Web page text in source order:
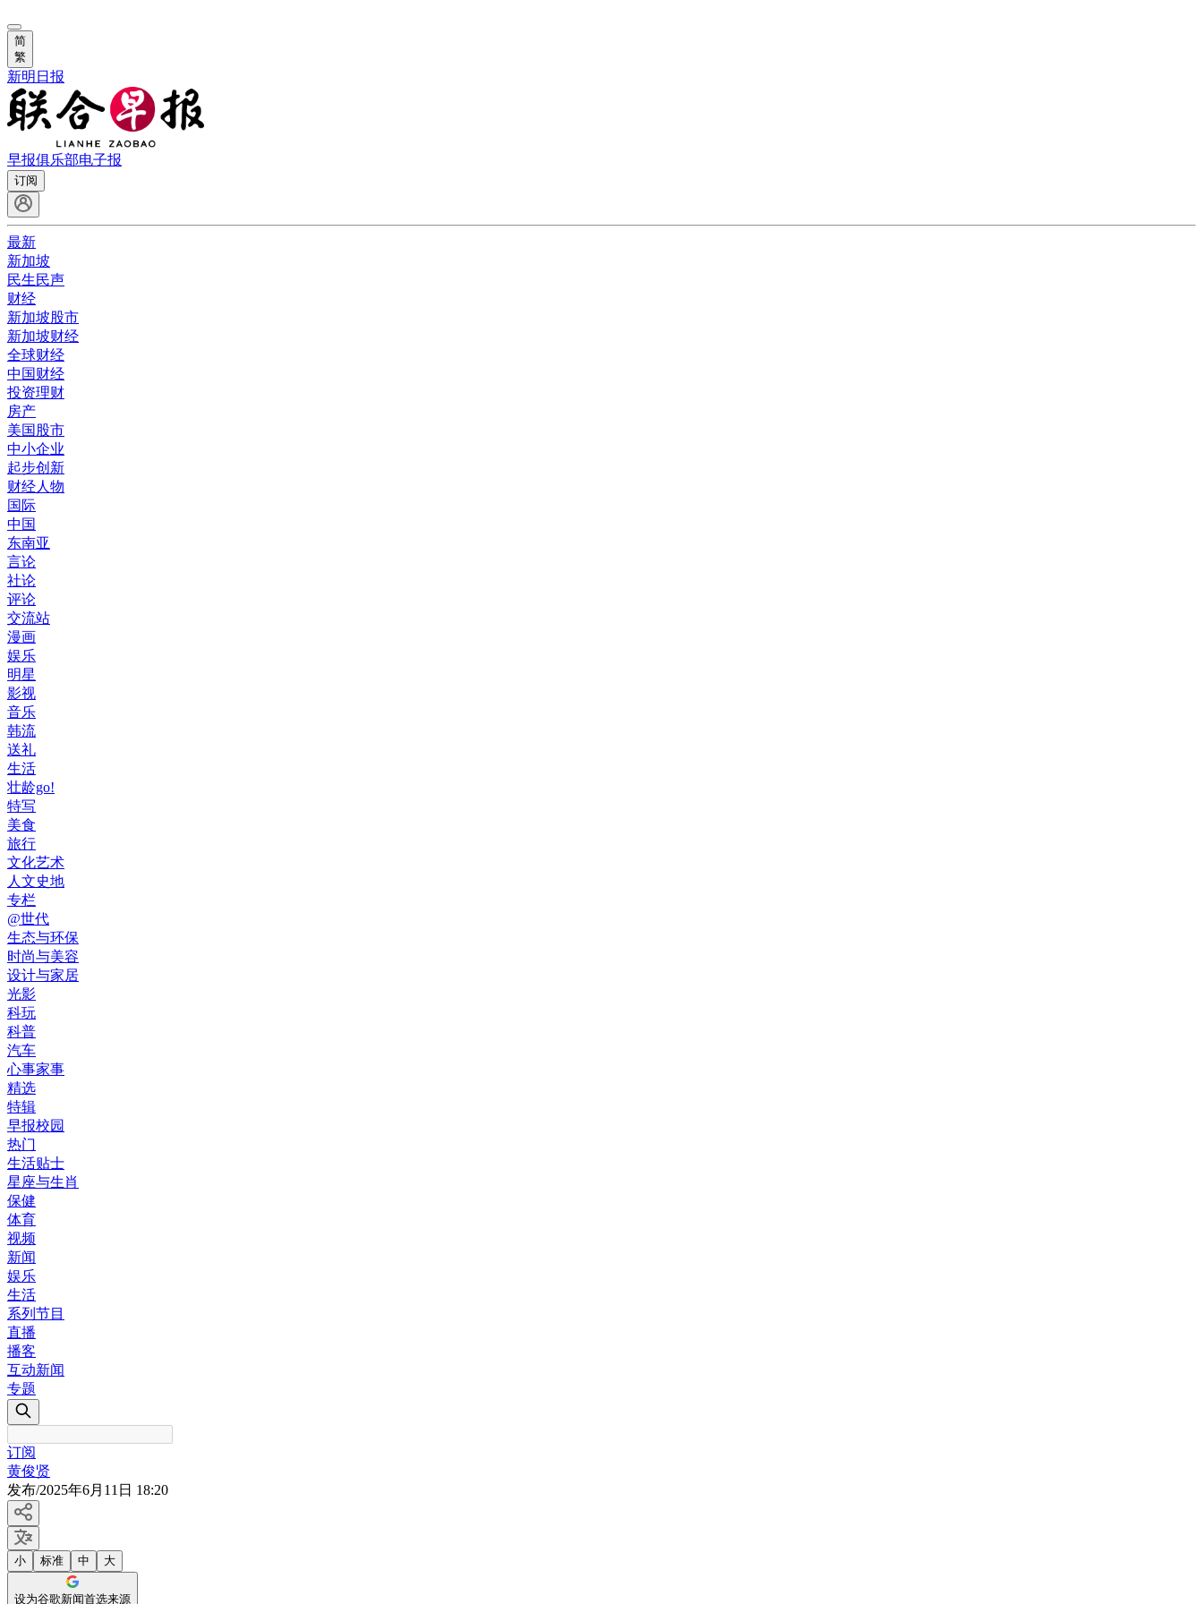
简
繁
新明日报
早报俱乐部电子报
订阅
最新
新加坡
民生民声
财经
新加坡股市
新加坡财经
全球财经
中国财经
投资理财
房产
美国股市
中小企业
起步创新
财经人物
国际
中国
东南亚
言论
社论
评论
交流站
漫画
娱乐
明星
影视
音乐
韩流
送礼
生活
壮龄go!
特写
美食
旅行
文化艺术
人文史地
专栏
@世代
生态与环保
时尚与美容
设计与家居
光影
科玩
科普
汽车
心事家事
精选
特辑
早报校园
热门
生活贴士
星座与生肖
保健
体育
视频
新闻
娱乐
生活
系列节目
直播
播客
互动新闻
专题
订阅
黄俊贤
发布/2025年6月11日 18:20
小 标准 中 大
设为谷歌新闻首选来源